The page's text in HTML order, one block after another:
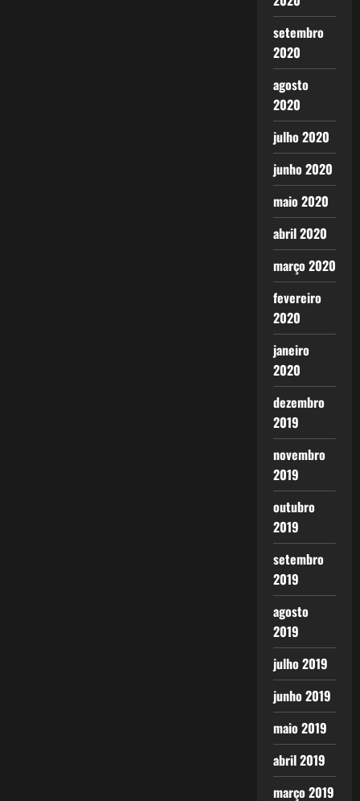
setembro
2020
agosto
2020
julho 2020
junho 2020
maio 2020
abril 2020
março 2020
fevereiro
2020
janeiro
2020
dezembro
2019
novembro
2019
outubro
2019
setembro
2019
agosto
2019
julho 2019
junho 2019
maio 2019
abril 2019
março 2019